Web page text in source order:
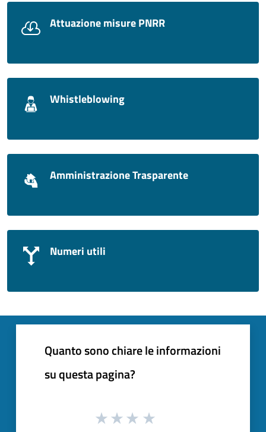
Attuazione misure PNRR
Whistleblowing
Amministrazione Trasparente
Numeri utili
Quanto sono chiare le informazioni
su questa pagina?